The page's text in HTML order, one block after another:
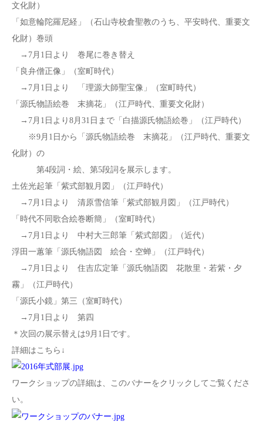
文化財）
「如意輪陀羅尼経」（石山寺校倉聖教のうち、平安時代、重要文
化財）巻頭
→7月1日より 巻尾に巻き替え
「良弁僧正像」（室町時代）
→7月1日より 「理源大師聖宝像」（室町時代）
「源氏物語絵巻 末摘花」（江戸時代、重要文化財）
→7月1日より8月31日まで「白描源氏物語絵巻」（江戸時代）
※9月1日から「源氏物語絵巻 末摘花」（江戸時代、重要文
化財）の
第4段詞・絵、第5段詞を展示します。
土佐光起筆「紫式部観月図」（江戸時代）
→7月1日より 清原雪信筆「紫式部観月図」（江戸時代）
「時代不同歌合絵巻断簡」（室町時代）
→7月1日より 中村大三郎筆「紫式部図」（近代）
浮田一蕙筆「源氏物語図 絵合・空蝉」（江戸時代）
→7月1日より 住吉広定筆「源氏物語図 花散里・若紫・夕
霧」（江戸時代）
「源氏小鏡」第三（室町時代）
→7月1日より 第四
＊次回の展示替えは9月1日です。
詳細はこちら↓
ワークショップの詳細は、このバナーをクリックしてご覧くださ
い。